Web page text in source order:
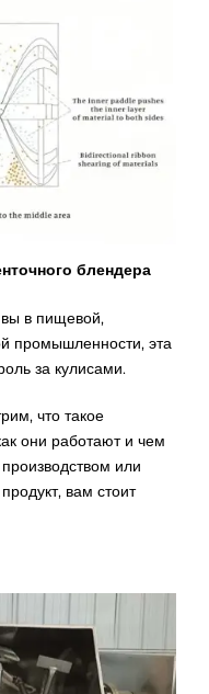
блендера
вы в пищевой,
промышленности, эта
за кулисами.
что такое
они работают и чем
или
вам стоит